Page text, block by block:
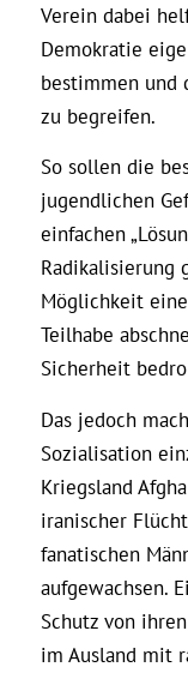
Verein dabei
Demokratie
bestimmen und
zu begreifen.
So sollen die
jugendlichen
einfachen
Radikalisierung
Möglichkeit
Teilhabe
Sicherheit
Das jedoch
Sozialisation
Kriegsland
iranischer
fanatischen
aufgewachsen.
Schutz von
im Ausland mit